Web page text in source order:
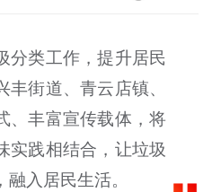
分类工作，提升居民
街道、青云店镇、
、丰富宣传载体，将
实践相结合，让垃圾
入居民生活。